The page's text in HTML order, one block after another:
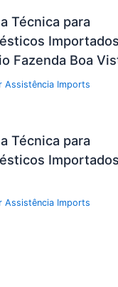
Técnica para
Importados
Fazenda Boa
Assistência Imports
Técnica para
Assistência Imports